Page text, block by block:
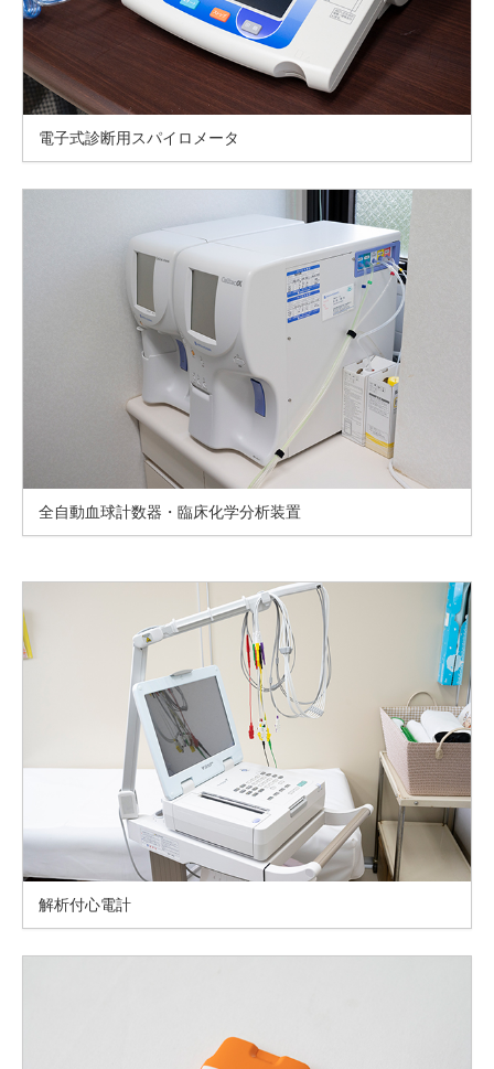
電子式診断用スパイロメータ
全自動血球計数器・臨床化学分析装置
解析付心電計